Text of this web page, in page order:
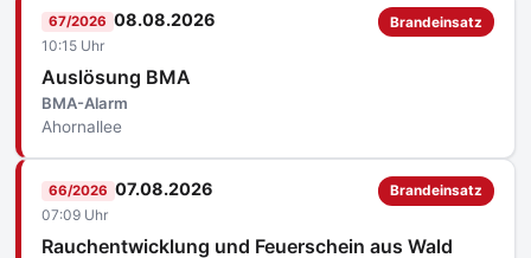
67/2026 08.08.2026
10:15 Uhr
Auslösung BMA
BMA-Alarm
Ahornallee
Brandeinsatz
66/2026 07.08.2026
07:09 Uhr
Rauchentwicklung und Feuerschein aus Wald
Brandeinsatz